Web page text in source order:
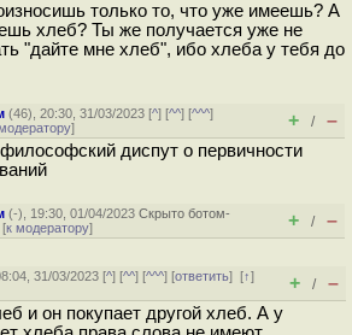
только то, что уже имеешь? А
хлеб? Ты же получается уже не
"дайте мне хлеб", ибо хлеба у тебя до
(46), 20:30, 31/03/2023 [^] [^^] [^^^]
] + / –
диспут о первичности
(-), 19:30, 01/04/2023Скрыто ботом-
к модератору] + / –
31/03/2023 [^] [^^] [^^^] [ответить][↑]
+ / –
и он покупает другой хлеб. А у